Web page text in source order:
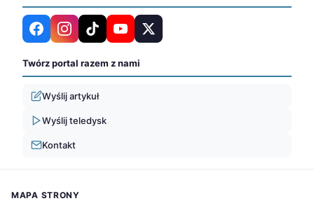
Twórz portal razem z nami
Wyślij artykuł
Wyślij teledysk
Kontakt
MAPA STRONY